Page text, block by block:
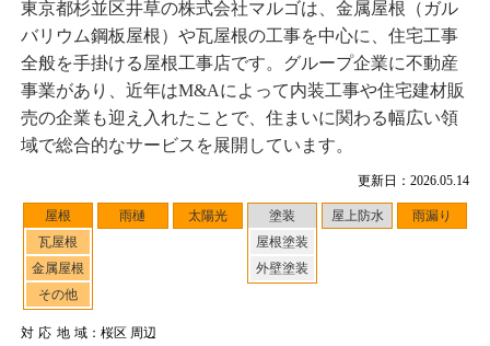
更新日：2026.05.14
屋根
瓦屋根
金属屋根
その他
雨樋 太陽光
塗装
屋根塗装
外壁塗装
屋上防水 雨漏り
対応地域：桜区 周辺
東京都杉並区井草の株式会社マルゴは、金属屋根（ガル
バリウム鋼板屋根）や瓦屋根の工事を中心に、住宅工事
全般を手掛ける屋根工事店です。グループ企業に不動産
事業があり、近年はM&Aによって内装工事や住宅建材販
売の企業も迎え入れたことで、住まいに関わる幅広い領
域で総合的なサービスを展開しています。